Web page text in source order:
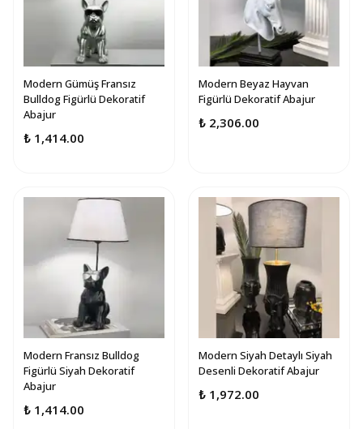
Modern Gümüş Fransız
Bulldog Figürlü Dekoratif
Abajur
₺ 1,414.00
Modern Beyaz Hayvan
Figürlü Dekoratif Abajur
₺ 2,306.00
Modern Fransız Bulldog
Figürlü Siyah Dekoratif
Abajur
₺ 1,414.00
Modern Siyah Detaylı Siyah
Desenli Dekoratif Abajur
₺ 1,972.00